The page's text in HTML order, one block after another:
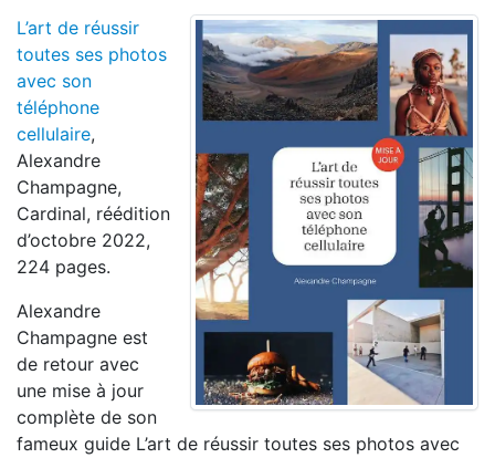
L’art de réussir
toutes ses photos
avec son
téléphone
cellulaire,
Alexandre
Champagne,
Cardinal, réédition
d’octobre 2022,
224 pages.
Alexandre
Champagne est
de retour avec
une mise à jour
complète de son
fameux guide L’art de réussir toutes ses photos avec